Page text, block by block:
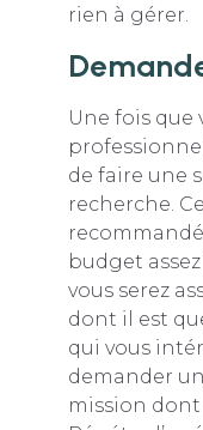
rien à gérer.
Une fois que
de faire une
recherche.
recommandé
budget
vous serez
dont il est
qui vous
demander
mission dont